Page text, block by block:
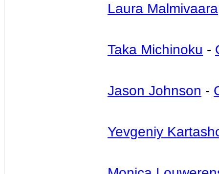
Laura Malmivaara
Taka Michinoku -
Jason Johnson -
Yevgeniy